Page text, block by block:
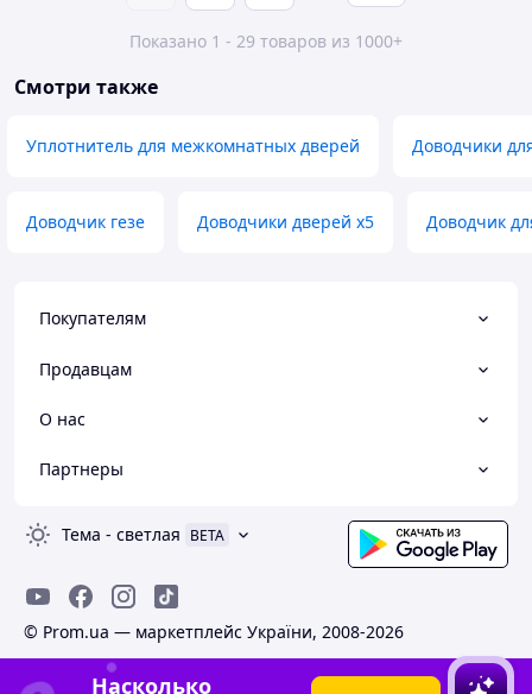
Показано 1 - 29 товаров из 1000+
Смотри также
Уплотнитель для межкомнатных дверей Доводчики
Доводчик гезе Доводчики дверей x5 Доводчик
Покупателям
Продавцам
О нас
Партнеры
Тема - светлая BETA
© Prom.ua — маркетплейс України, 2008-2026
Насколько